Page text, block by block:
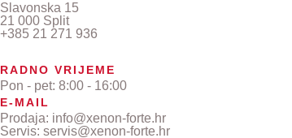
Slavonska 15
21 000 Split
+385 21 271 936
RADNO VRIJEME
Pon - pet: 8:00 - 16:00
E-MAIL
Prodaja: info@xenon-forte.hr
Servis: servis@xenon-forte.hr